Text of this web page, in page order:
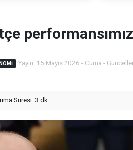
Yayın: 15 Mayıs 2026 - Cuma -
Süresi: 3 dk.